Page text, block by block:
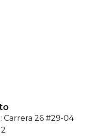
Carrera 26 #29-04